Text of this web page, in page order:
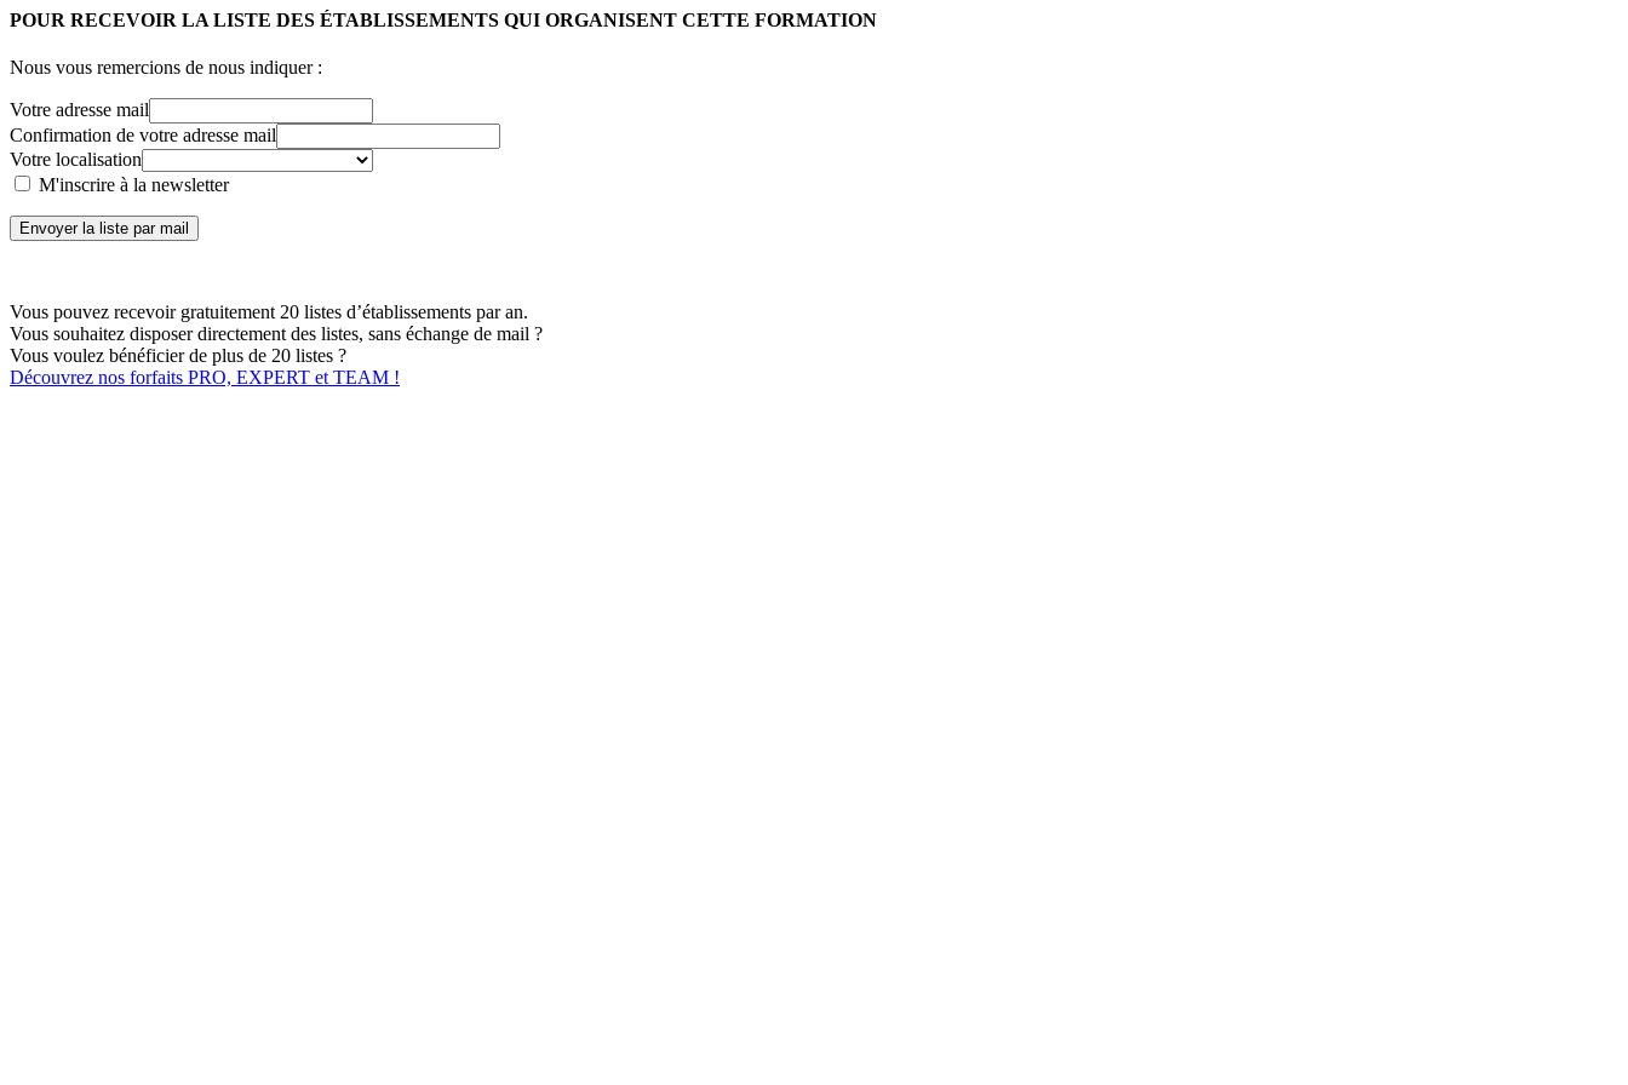
POUR RECEVOIR LA LISTE DES ÉTABLISSEMENTS QUI ORGANISENT CETTE FORMATION
Nous vous remercions de nous indiquer :
Votre adresse mail
Confirmation de votre adresse mail
Votre localisation
M'inscrire à la newsletter
Envoyer la liste par mail
Vous pouvez recevoir gratuitement 20 listes d’établissements par an.
Vous souhaitez disposer directement des listes, sans échange de mail ?
Vous voulez bénéficier de plus de 20 listes ?
Découvrez nos forfaits PRO, EXPERT et TEAM !